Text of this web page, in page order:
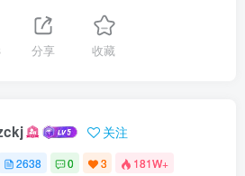
分享 收藏
关注
2638 0 3 181W+